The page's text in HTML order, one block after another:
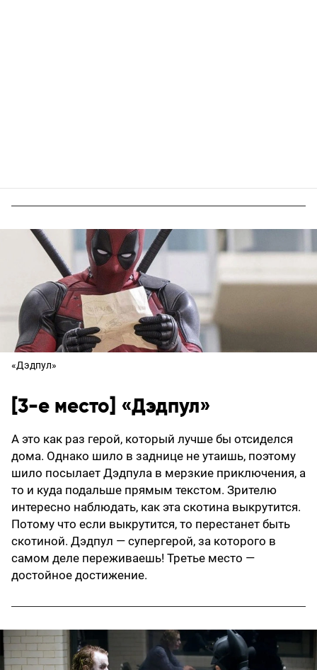
«Дэдпул»
[3-е место] «Дэдпул»
А это как раз герой, который лучше бы отсиделся
дома. Однако шило в заднице не утаишь, поэтому
шило посылает Дэдпула в мерзкие приключения, а
то и куда подальше прямым текстом. Зрителю
интересно наблюдать, как эта скотина выкрутится.
Потому что если выкрутится, то перестанет быть
скотиной. Дэдпул — супергерой, за которого в
самом деле переживаешь! Третье место —
достойное достижение.